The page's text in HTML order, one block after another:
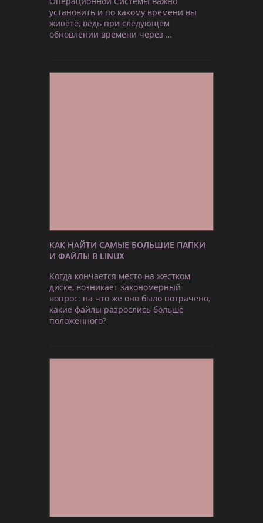
установить и по какому времени вы
живёте, ведь при следующем
обновлении времени через …
КАК НАЙТИ САМЫЕ БОЛЬШИЕ ПАПКИ
И ФАЙЛЫ В LINUX
Когда кончается место на жестком
диске, возникает закономерный
вопрос: на что же оно было потрачено,
какие файлы разрослись больше
положенного?